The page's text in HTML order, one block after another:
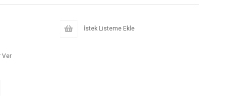
İstek Listeme Ekle
Ver